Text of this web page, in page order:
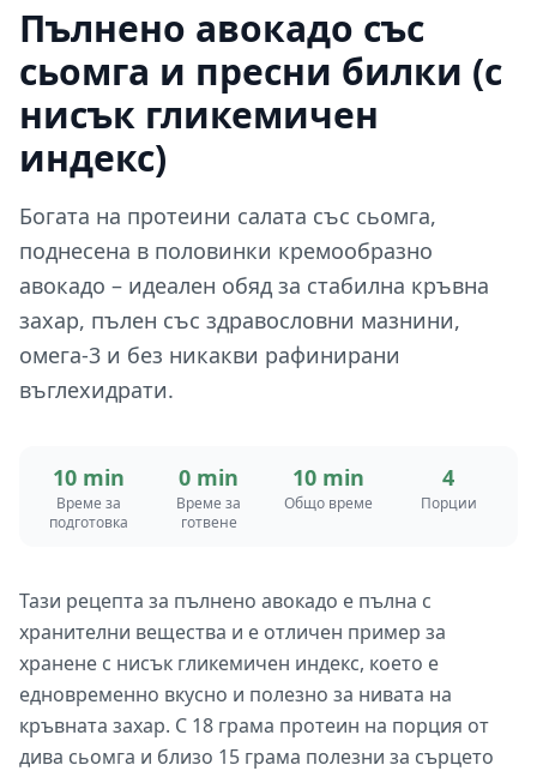
Пълнено авокадо със
сьомга и пресни билки (с
нисък гликемичен
индекс)
Богата на протеини салата със сьомга,
поднесена в половинки кремообразно
авокадо – идеален обяд за стабилна кръвна
захар, пълен със здравословни мазнини,
омега-3 и без никакви рафинирани
въглехидрати.
10 min
Време за
подготовка
0 min
Време за
готвене
10 min
Общо време
4
Порции
Тази рецепта за пълнено авокадо е пълна с
хранителни вещества и е отличен пример за
хранене с нисък гликемичен индекс, което е
едновременно вкусно и полезно за нивата на
кръвната захар. С 18 грама протеин на порция от
дива сьомга и близо 15 грама полезни за сърцето